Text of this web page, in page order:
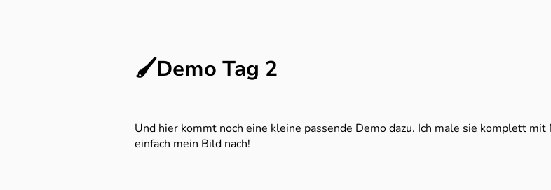
🖌️Demo Tag 2
Und hier kommt noch eine kleine passende Demo dazu. Ich male sie komplett mit
einfach mein Bild nach!